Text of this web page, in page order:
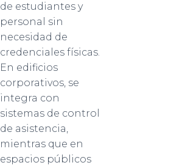
de estudiantes y
personal sin
necesidad de
credenciales físicas.
En edificios
corporativos, se
integra con
sistemas de control
de asistencia,
mientras que en
espacios públicos